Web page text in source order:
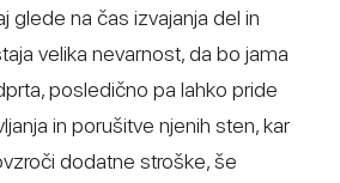
glede na čas izvajanja del in
velika nevarnost, da bo jama
posledično pa lahko pride
in porušitve njenih sten, kar
dodatne stroške, še